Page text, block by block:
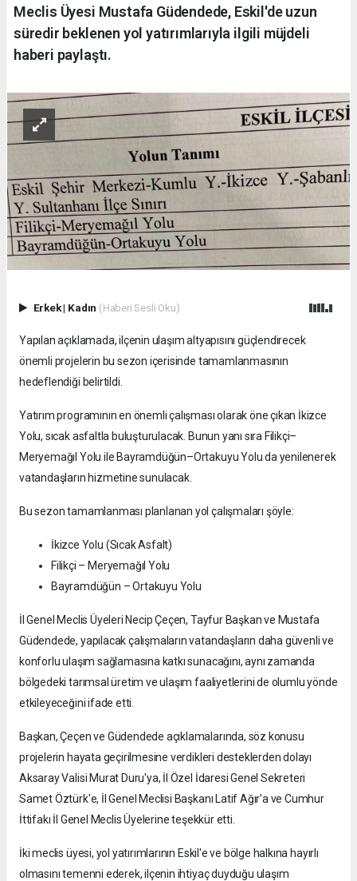
Meclis Üyesi Mustafa Güdendede, Eskil'de uzun
süredir beklenen yol yatırımlarıyla ilgili müjdeli
haberi paylaştı.
Erkek| Kadın (Haberi Sesli Oku)
Yapılan açıklamada, ilçenin ulaşım altyapısını güçlendirecek
önemli projelerin bu sezon içerisinde tamamlanmasının
hedeflendiği belirtildi.
Yatırım programının en önemli çalışması olarak öne çıkan İkizce
Yolu, sıcak asfaltla buluşturulacak. Bunun yanı sıra Filikçi–
Meryemağıl Yolu ile Bayramdüğün–Ortakuyu Yolu da yenilenerek
vatandaşların hizmetine sunulacak.
Bu sezon tamamlanması planlanan yol çalışmaları şöyle:
İkizce Yolu (Sıcak Asfalt)
Filikçi – Meryemağıl Yolu
Bayramdüğün – Ortakuyu Yolu
İl Genel Meclis Üyeleri Necip Çeçen, Tayfur Başkan ve Mustafa
Güdendede, yapılacak çalışmaların vatandaşların daha güvenli ve
konforlu ulaşım sağlamasına katkı sunacağını, aynı zamanda
bölgedeki tarımsal üretim ve ulaşım faaliyetlerini de olumlu yönde
etkileyeceğini ifade etti.
Başkan, Çeçen ve Güdendede açıklamalarında, söz konusu
projelerin hayata geçirilmesine verdikleri desteklerden dolayı
Aksaray Valisi Murat Duru'ya, İl Özel İdaresi Genel Sekreteri
Samet Öztürk'e, İl Genel Meclisi Başkanı Latif Ağır'a ve Cumhur
İttifakı İl Genel Meclis Üyelerine teşekkür etti.
İki meclis üyesi, yol yatırımlarının Eskil'e ve bölge halkına hayırlı
olmasını temenni ederek, ilçenin ihtiyaç duyduğu ulaşım